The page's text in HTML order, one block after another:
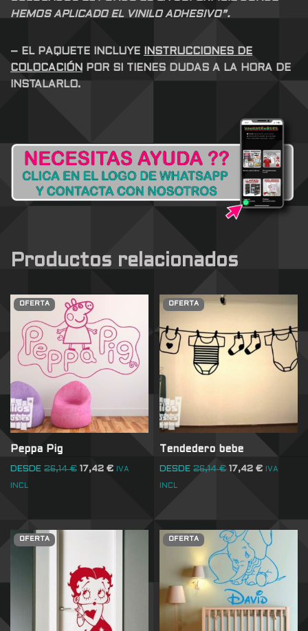
HEMOS APLICADO EL VINILO ADHESIVO”.
– EL PAQUETE INCLUYE
INSTRUCCIONES DE
COLOCACIÓN
POR SI TIENES DUDAS A LA HORA DE
INSTALARLO.
Productos relacionados
OFERTA
Peppa Pig
DESDE 26,14€ 17,42 € IVA
INCL
OFERTA
Tendedero bebe
DESDE 26,14€ 17,42€ IVA
INCL
OFERTA OFERTA